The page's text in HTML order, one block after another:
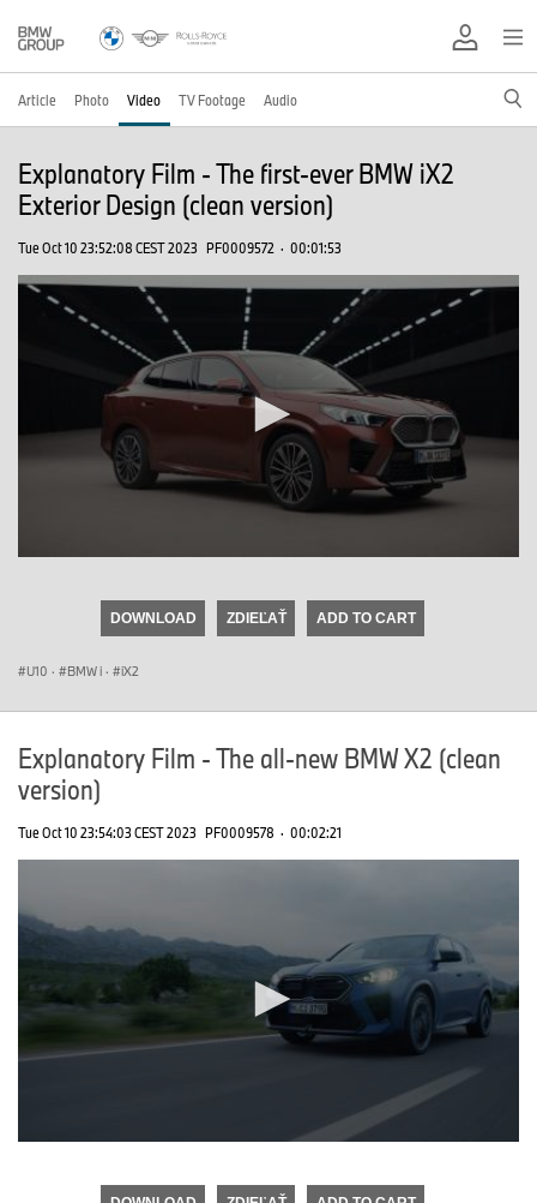
Article Photo Video TV Footage Audio
Explanatory Film - The first-ever BMW iX2
Exterior Design (clean version)
Tue Oct 10 23:52:08 CEST 2023 PF0009572 · 00:01:53
DOWNLOAD ZDIEĽAŤ ADD TO CART
U10 · BMW i · iX2
Explanatory Film - The all-new BMW X2 (clean
version)
Tue Oct 10 23:54:03 CEST 2023 PF0009578 · 00:02:21